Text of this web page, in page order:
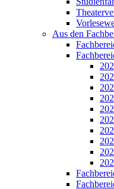
Aus den